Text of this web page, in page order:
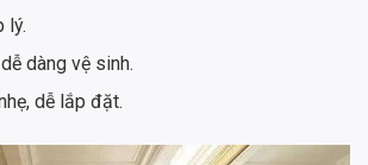
lý.
dàng vệ sinh.
dễ lắp đặt.